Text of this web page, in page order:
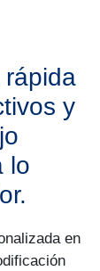
rápida
y
lo
en